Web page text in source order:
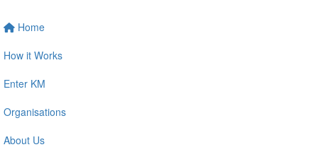
Home
How it Works
Enter KM
Organisations
About Us